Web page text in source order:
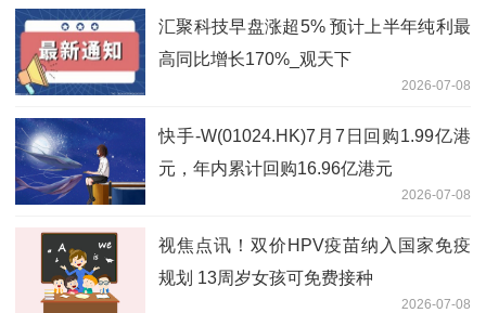
汇聚科技早盘涨超5% 预计上半年纯利最
高同比增长170%_观天下
2026-07-08
快手-W(01024.HK)7月7日回购1.99亿港
元，年内累计回购16.96亿港元
2026-07-08
视焦点讯！双价HPV疫苗纳入国家免疫
规划 13周岁女孩可免费接种
2026-07-08